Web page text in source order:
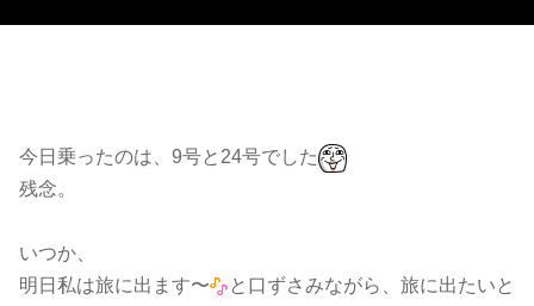
今日乗ったのは、9号と24号でした
残念。
いつか、
明日私は旅に出ます〜
と口ずさみながら、旅に出たいと